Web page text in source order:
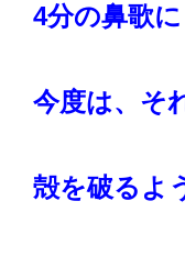
4分の鼻歌に
今度は、そ
殻を破るよ